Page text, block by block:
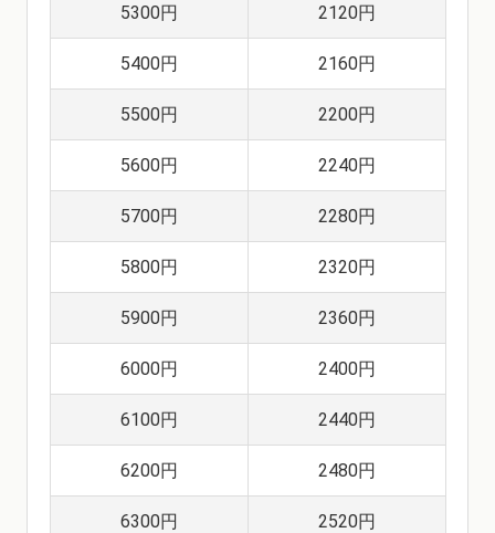
5300円 2120円
5400円 2160円
5500円 2200円
5600円 2240円
5700円 2280円
5800円 2320円
5900円 2360円
6000円 2400円
6100円 2440円
6200円 2480円
6300円 2520円